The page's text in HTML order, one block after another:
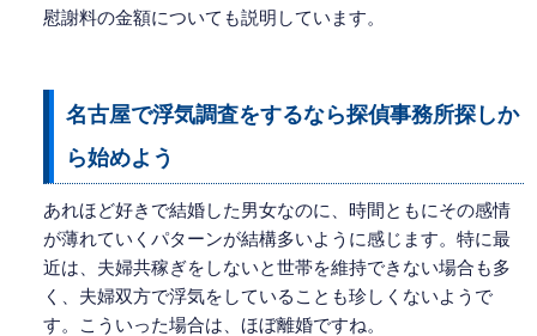
慰謝料の金額についても説明しています。
名古屋で浮気調査をするなら探偵事務所探しか
ら始めよう
あれほど好きで結婚した男女なのに、時間ともにその感情
が薄れていくパターンが結構多いように感じます。特に最
近は、夫婦共稼ぎをしないと世帯を維持できない場合も多
く、夫婦双方で浮気をしていることも珍しくないようで
す。こういった場合は、ほぼ離婚ですね。